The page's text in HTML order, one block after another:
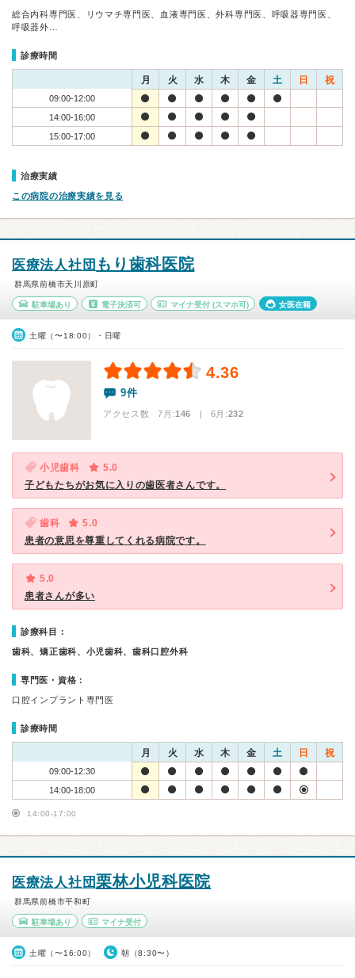
総合内科専門医、リウマチ専門医、血液専門医、外科専門医、呼吸器専門医、
呼吸器外…
診療時間
月 火 水 木 金 土 日 祝
09:00-12:00
14:00-16:00
15:00-17:00
治療実績
この病院の治療実績を見る
医療法人社団 もり歯科医院
群馬県前橋市天川原町
駐車場あり 電子決済可 マイナ受付 (スマホ可) 女医在籍
土曜（〜18:00）・日曜
4.36
9件
アクセス数 7月:146 | 6月:232
小児歯科
5.0
子どもたちがお気に入りの歯医者さんです。
歯科
5.0
患者の意思を尊重してくれる病院です。
5.0
患者さんが多い
診療科目：
歯科、矯正歯科、小児歯科、歯科口腔外科
専門医・資格：
口腔インプラント専門医
診療時間
月 火 水 木 金 土 日 祝
09:00-12:30
14:00-18:00
14:00-17:00
医療法人社団栗林小児科医院
群馬県前橋市平和町
駐車場あり マイナ受付
土曜（〜16:00） 朝（8:30〜）